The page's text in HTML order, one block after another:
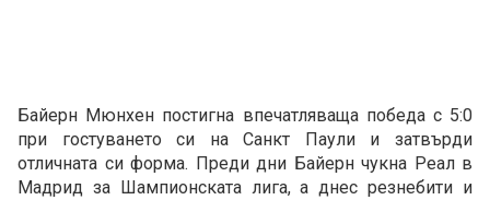
Байерн Мюнхен постигна впечатляваща победа с 5:0
при гостуването си на Санкт Паули и затвърди
отличната си форма. Преди дни Байерн чукна Реал в
Мадрид за Шампионската лига, а днес резнебити и